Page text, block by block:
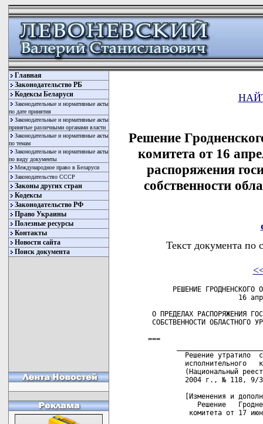
Главная
Законодательство РБ
Кодексы Беларуси
Законодательные и нормативные акты
по дате принятия
Законодательные и нормативные акты
принятые различными органами власти
Законодательные и нормативные акты
по темам
Законодательные и нормативные акты
по виду документы
Международное право в Беларуси
Законодательство СССР
Законы других стран
Кодексы
Законодательство РФ
Право Украины
Полезные ресурсы
Контакты
Новости сайта
Поиск документа
Решение
комитета от 16
распоряжения
собственности
Текст документа по
РЕШЕНИЕ ГРОДНЕНСКОГО
16
О ПРЕДЕЛАХ РАСПОРЯЖЕНИЯ
СОБСТВЕННОСТИ ОБЛАСТНОГО
===
Решение утратило
исполнительного
(Национальный
2004 г., № 118,
[Изменения и
Решение
комитета от 17